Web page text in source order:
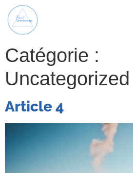
Catégorie :
Uncategorized
Article 4